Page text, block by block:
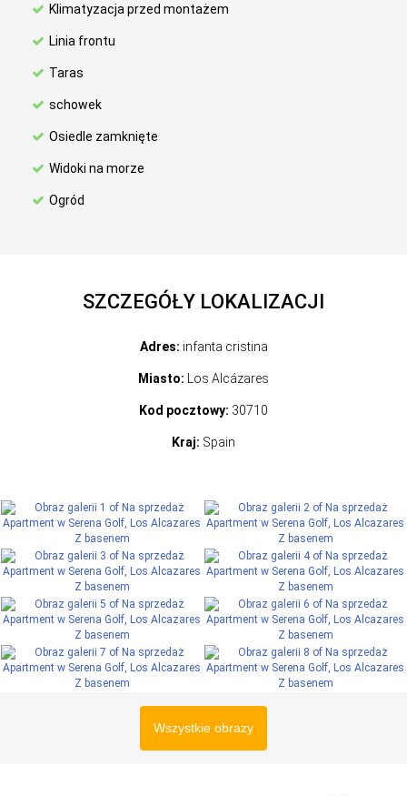
Klimatyzacja przed montażem
Linia frontu
Taras
schowek
Osiedle zamknięte
Widoki na morze
Ogród
SZCZEGÓŁY LOKALIZACJI
Adres: infanta cristina
Miasto: Los Alcázares
Kod pocztowy: 30710
Kraj: Spain
Wszystkie obrazy